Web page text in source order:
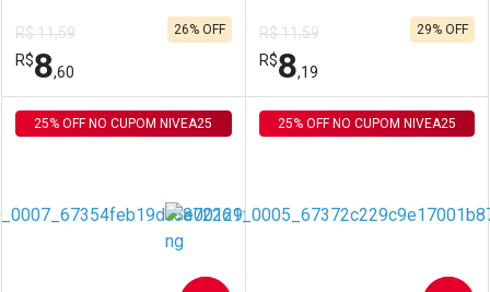
Comprar sem Desconto
Por R$ 8,19/cada
Comprar sem Desconto
Por R$ 8,19/cada
Comprar sem Desconto
Por R$ 8,60/cada
Comprar sem Desconto
Por R$ 8,60/cada
R$ 11,59
R$8,60
26% OFF
FECHAR
FECHAR
R$ 11,59
R$8,19
29% OFF
25% OFF NO CUPOM NIVEA25 25% OFF NO CUPOM NIVEA25